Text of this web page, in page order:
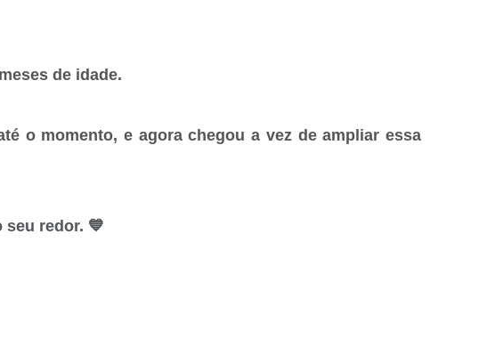
de idade.
o momento, e agora chegou a vez de ampliar essa
redor. 💙